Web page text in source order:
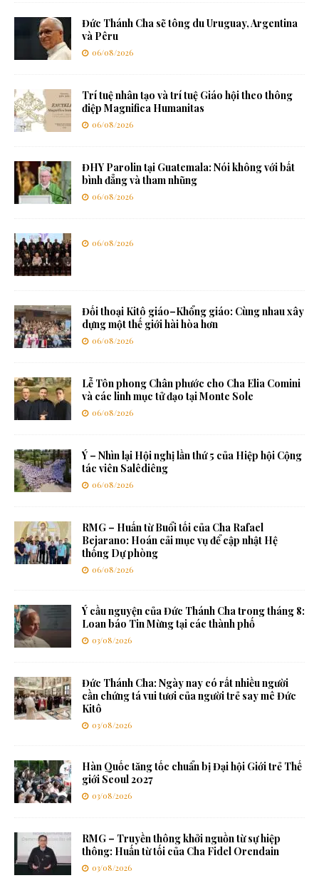
Đức Thánh Cha sẽ tông du Uruguay, Argentina
và Pêru
06/08/2026
Trí tuệ nhân tạo và trí tuệ Giáo hội theo thông
điệp Magnifica Humanitas
06/08/2026
ĐHY Parolin tại Guatemala: Nói không với bất
bình đẳng và tham nhũng
06/08/2026
06/08/2026
Đối thoại Kitô giáo–Khổng giáo: Cùng nhau xây
dựng một thế giới hài hòa hơn
06/08/2026
Lễ Tôn phong Chân phước cho Cha Elia Comini
và các linh mục tử đạo tại Monte Sole
06/08/2026
Ý – Nhìn lại Hội nghị lần thứ 5 của Hiệp hội Cộng
tác viên Salêdiêng
06/08/2026
RMG – Huấn từ Buổi tối của Cha Rafael
Bejarano: Hoán cải mục vụ để cập nhật Hệ
thống Dự phòng
06/08/2026
Ý cầu nguyện của Đức Thánh Cha trong tháng 8:
Loan báo Tin Mừng tại các thành phố
03/08/2026
Đức Thánh Cha: Ngày nay có rất nhiều người
cần chứng tá vui tươi của người trẻ say mê Đức
Kitô
03/08/2026
Hàn Quốc tăng tốc chuẩn bị Đại hội Giới trẻ Thế
giới Seoul 2027
03/08/2026
RMG – Truyền thông khởi nguồn từ sự hiệp
thông: Huấn từ tối của Cha Fidel Orendain
03/08/2026